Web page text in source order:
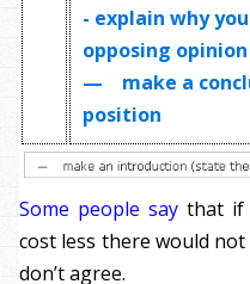
- explain why
opposing opinion
— make a
position
Some people say that if
cost less there would
don’t agree.